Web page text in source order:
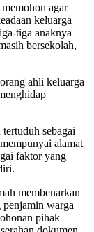
agar
keluarga
tiga anaknya
bersekolah,
ahli keluarga
sebagai
alamat
faktor yang
membenarkan
warga
pihak